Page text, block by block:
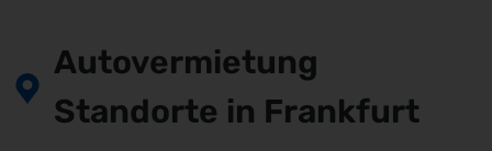
Autovermietung
Standorte in Frankfurt